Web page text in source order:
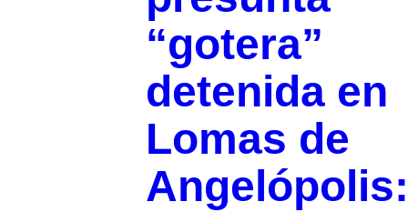
“gotera”
detenida en
Lomas de
Angelópolis: